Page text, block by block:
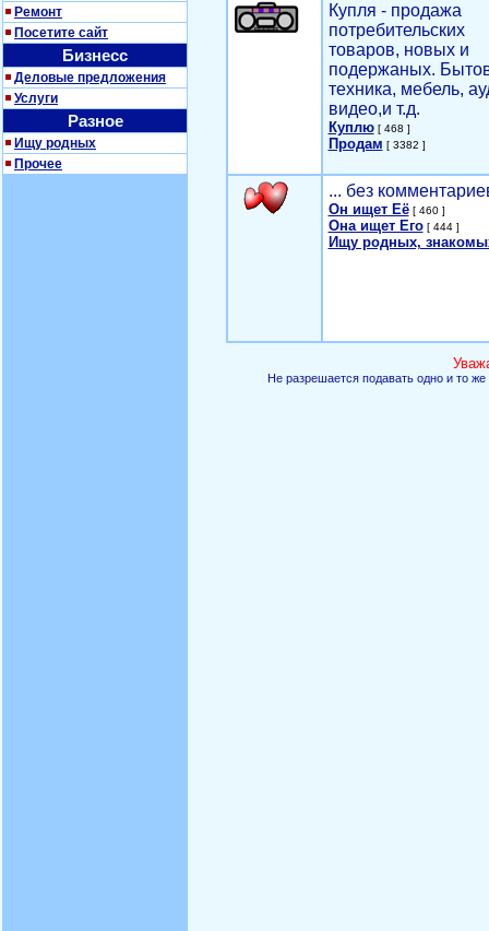
Ремонт
Посетите сайт
Бизнесс
Деловые предложения
Услуги
Разное
Ищу родных
Прочее
Купля - продажа
потребительских
товаров, новых и
подержаных.
техника, мебель,
видео,и т.д.
Куплю[ 468 ]
Продам [ 3382 ]
... без
Он ищет Её[ 460 ]
Она ищет Его[ 444 ]
Ищу родных,
Не разрешается подавать одно и то